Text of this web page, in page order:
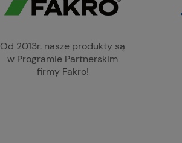
Od 2013r. nasze produkty są
w Programie Partnerskim
firmy Fakro!